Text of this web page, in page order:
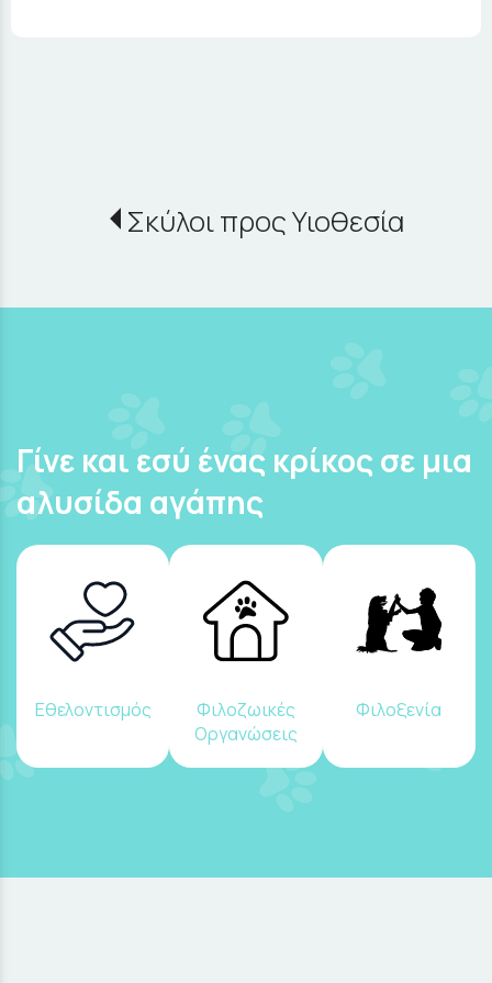
Σκύλοι προς Υιοθεσία
Γίνε και εσύ ένας κρίκος σε μια
αλυσίδα αγάπης
Εθελοντισμός
Φιλοζωικές
Οργανώσεις
Φιλοξενία